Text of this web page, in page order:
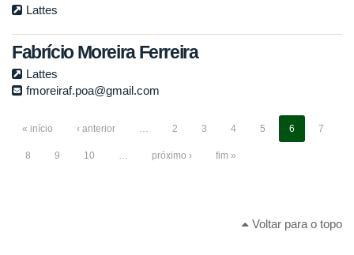
Lattes
Fabrício Moreira Ferreira
Lattes
fmoreiraf.poa@gmail.com
« início ‹ anterior … 2 3 4 5 6 7
8 9 10 … próximo › fim »
Voltar para o topo